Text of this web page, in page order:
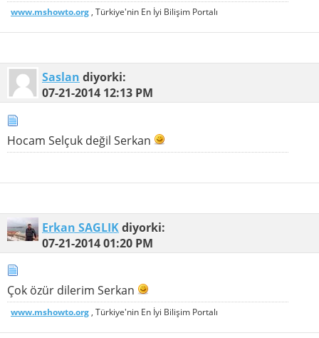
www.mshowto.org , Türkiye'nin En İyi Bilişim Portalı
Saslan diyorki:
07-21-2014 12:13 PM
Hocam Selçuk değil Serkan
Erkan SAGLIKdiyorki:
07-21-201401:20 PM
Çok özür dilerim Serkan
www.mshowto.org , Türkiye'nin En İyi Bilişim Portalı